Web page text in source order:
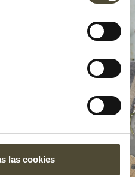
las cookies